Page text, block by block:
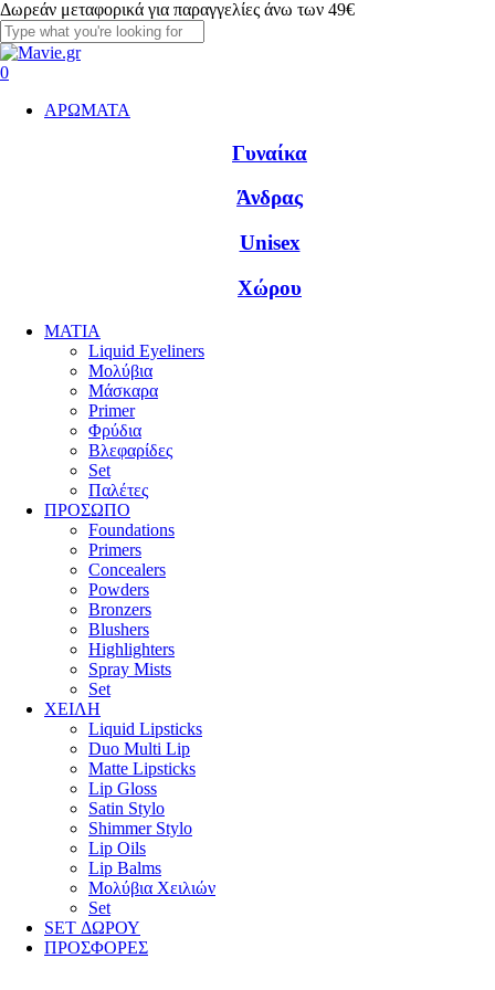
Skip
to
main
content
Δωρεάν μεταφορικά για παραγγελίες άνω των 49€
Close
Search
account
0
ΑΡΩΜΑΤΑ
Γυναίκα
Άνδρας
Unisex
Χώρου
ΜΑΤΙΑ
Liquid Eyeliners
Μολύβια
Μάσκαρα
Primer
Φρύδια
Βλεφαρίδες
Set
Παλέτες
ΠΡΟΣΩΠΟ
Foundations
Primers
Concealers
Powders
Bronzers
Blushers
Highlighters
Spray Mists
Set
ΧΕΙΛΗ
Liquid Lipsticks
Duo Multi Lip
Matte Lipsticks
Lip Gloss
Satin Stylo
Shimmer Stylo
Lip Oils
Lip Balms
Μολύβια Χειλιών
Set
SET ΔΩΡΟΥ
ΠΡΟΣΦΟΡΕΣ